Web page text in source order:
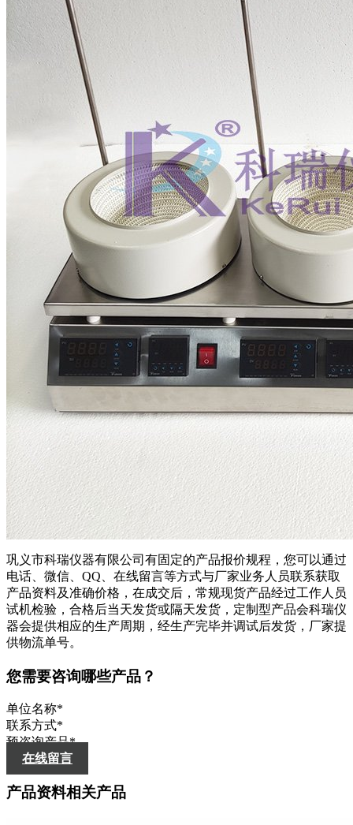
巩义市科瑞仪器有限公司有固定的产品报价规程，您可以通过
电话、微信、QQ、在线留言等方式与厂家业务人员联系获取
产品资料及准确价格，在成交后，常规现货产品经过工作人员
试机检验，合格后当天发货或隔天发货，定制型产品会科瑞仪
器会提供相应的生产周期，经生产完毕并调试后发货，厂家提
供物流单号。
您需要咨询哪些产品？
单位名称*
联系方式*
预咨询产品*
在线留言
产品资料相关产品